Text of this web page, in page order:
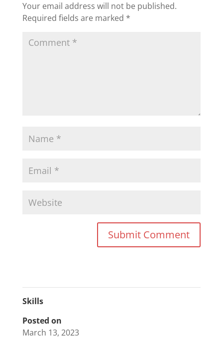
Your email address will not be published.
Required fields are marked *
Skills
Posted on
March 13, 2023